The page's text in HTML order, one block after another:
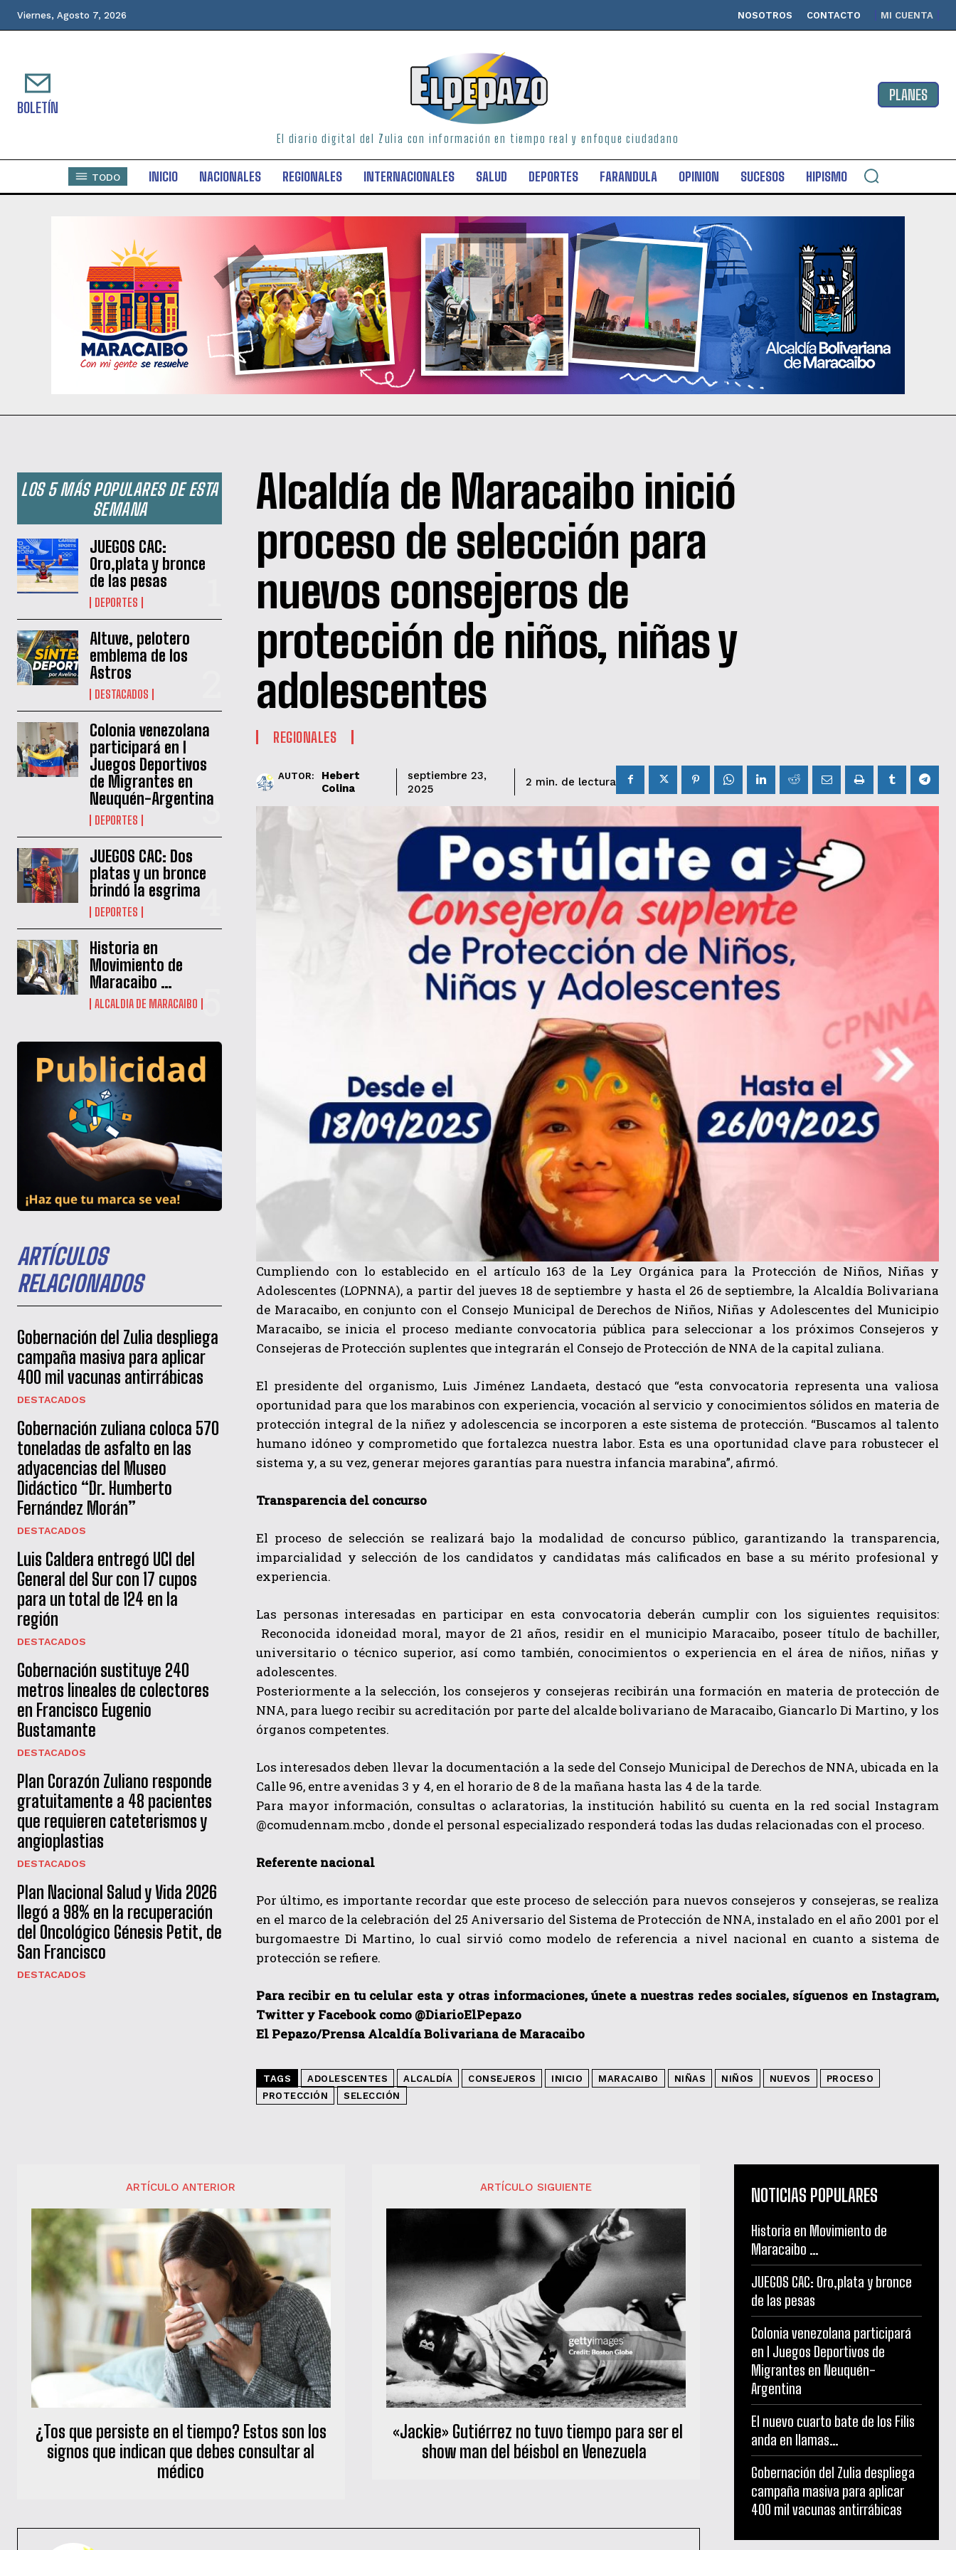
QUIERO SUSCRIBIRME
Política de privacidad
Viernes, Agosto 7, 2026 NOSOTROS CONTACTO MI CUENTA
BOLETÍN
El diario digital del Zulia con información en tiempo real y enfoque ciudadano
PLANES
TODO INICIO NACIONALES REGIONALES INTERNACIONALES SALUD DEPORTES FARANDULA OPINION SUCESOS HIPISMO
LOS 5 MÁS POPULARES DE ESTA
SEMANA
JUEGOS CAC:
Oro,plata y bronce
de las pesas
DEPORTES
Altuve, pelotero
emblema de los
Astros
DESTACADOS
Colonia venezolana
participará en I
Juegos Deportivos
de Migrantes en
Neuquén-Argentina
DEPORTES
JUEGOS CAC: Dos
platas y un bronce
brindó la esgrima
DEPORTES
Historia en
Movimiento de
Maracaibo …
ALCALDIA DE MARACAIBO
ARTÍCULOS
RELACIONADOS
Gobernación del Zulia despliega
campaña masiva para aplicar
400 mil vacunas antirrábicas
DESTACADOS
Gobernación zuliana coloca 570
toneladas de asfalto en las
adyacencias del Museo
Didáctico “Dr. Humberto
Fernández Morán”
DESTACADOS
Luis Caldera entregó UCI del
General del Sur con 17 cupos
para un total de 124 en la
región
DESTACADOS
Gobernación sustituye 240
metros lineales de colectores
en Francisco Eugenio
Bustamante
DESTACADOS
Plan Corazón Zuliano responde
gratuitamente a 48 pacientes
que requieren cateterismos y
angioplastias
DESTACADOS
Plan Nacional Salud y Vida 2026
llegó a 98% en la recuperación
del Oncológico Génesis Petit, de
San Francisco
DESTACADOS
Alcaldía de Maracaibo inició
proceso de selección para
nuevos consejeros de
protección de niños, niñas y
adolescentes
REGIONALES
AUTOR:
Hebert
Colina
septiembre 23,
2025
2 min. de lectura
Cumpliendo con lo establecido en el artículo 163 de la Ley Orgánica para la Protección de Niños, Niñas y
Adolescentes (LOPNNA), a partir del jueves 18 de septiembre y hasta el 26 de septiembre, la Alcaldía Bolivariana
de Maracaibo, en conjunto con el Consejo Municipal de Derechos de Niños, Niñas y Adolescentes del Municipio
Maracaibo, se inicia el proceso mediante convocatoria pública para seleccionar a los próximos Consejeros y
Consejeras de Protección suplentes que integrarán el Consejo de Protección de NNA de la capital zuliana.
El presidente del organismo, Luis Jiménez Landaeta, destacó que “esta convocatoria representa una valiosa
oportunidad para que los marabinos con experiencia, vocación al servicio y conocimientos sólidos en materia de
protección integral de la niñez y adolescencia se incorporen a este sistema de protección. “Buscamos al talento
humano idóneo y comprometido que fortalezca nuestra labor. Esta es una oportunidad clave para robustecer el
sistema y, a su vez, generar mejores garantías para nuestra infancia marabina”, afirmó.
Transparencia del concurso
El proceso de selección se realizará bajo la modalidad de concurso público, garantizando la transparencia,
imparcialidad y selección de los candidatos y candidatas más calificados en base a su mérito profesional y
experiencia.
Las personas interesadas en participar en esta convocatoria deberán cumplir con los siguientes requisitos:
Reconocida idoneidad moral, mayor de 21 años, residir en el municipio Maracaibo, poseer título de bachiller,
universitario o técnico superior, así como también, conocimientos o experiencia en el área de niños, niñas y
adolescentes.
Posteriormente a la selección, los consejeros y consejeras recibirán una formación en materia de protección de
NNA, para luego recibir su acreditación por parte del alcalde bolivariano de Maracaibo, Giancarlo Di Martino, y los
órganos competentes.
Los interesados deben llevar la documentación a la sede del Consejo Municipal de Derechos de NNA, ubicada en la
Calle 96, entre avenidas 3 y 4, en el horario de 8 de la mañana hasta las 4 de la tarde.
Para mayor información, consultas o aclaratorias, la institución habilitó su cuenta en la red social Instagram
@comudennam.mcbo , donde el personal especializado responderá todas las dudas relacionadas con el proceso.
Referente nacional
Por último, es importante recordar que este proceso de selección para nuevos consejeros y consejeras, se realiza
en el marco de la celebración del 25 Aniversario del Sistema de Protección de NNA, instalado en el año 2001 por el
burgomaestre Di Martino, lo cual sirvió como modelo de referencia a nivel nacional en cuanto a sistema de
protección se refiere.
Para recibir en tu celular esta y otras informaciones, únete a nuestras redes sociales, síguenos en Instagram,
Twitter y Facebook como @DiarioElPepazo
El Pepazo/Prensa Alcaldía Bolivariana de Maracaibo
TAGS ADOLESCENTES ALCALDÍA CONSEJEROS INICIO MARACAIBO NIÑAS NIÑOS NUEVOS
PROCESO
PROTECCIÓN
SELECCIÓN
ARTÍCULO ANTERIOR
¿Tos que persiste en el tiempo? Estos son los
signos que indican que debes consultar al
médico
ARTÍCULO SIGUIENTE
«Jackie» Gutiérrez no tuvo tiempo para ser el
show man del béisbol en Venezuela
NOTICIAS POPULARES
Historia en Movimiento de
Maracaibo …
JUEGOS CAC: Oro,plata y bronce
de las pesas
Colonia venezolana participará
en I Juegos Deportivos de
Migrantes en Neuquén-
Argentina
El nuevo cuarto bate de los Filis
anda en llamas…
Gobernación del Zulia despliega
campaña masiva para aplicar
400 mil vacunas antirrábicas